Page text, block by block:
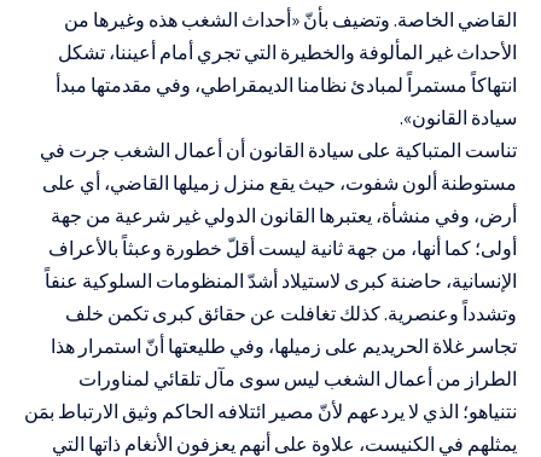
القاضي الخاصة. وتضيف بأنّ «أحداث الشغب هذه وغيرها من
الأحداث غير المألوفة والخطيرة التي تجري أمام أعيننا، تشكل
انتهاكاً مستمراً لمبادئ نظامنا الديمقراطي، وفي مقدمتها مبدأ
سيادة القانون».
تناست المتباكية على سيادة القانون أن أعمال الشغب جرت في
مستوطنة ألون شفوت، حيث يقع منزل زميلها القاضي، أي على
أرض، وفي منشأة، يعتبرها القانون الدولي غير شرعية من جهة
أولى؛ كما أنها، من جهة ثانية ليست أقلّ خطورة وعبثاً بالأعراف
الإنسانية، حاضنة كبرى لاستيلاد أشدّ المنظومات السلوكية عنفاً
وتشدداً وعنصرية. كذلك تغافلت عن حقائق كبرى تكمن خلف
تجاسر غلاة الحريديم على زميلها، وفي طليعتها أنّ استمرار هذا
الطراز من أعمال الشغب ليس سوى مآل تلقائي لمناورات
نتنياهو؛ الذي لا يردعهم لأنّ مصير ائتلافه الحاكم وثيق الارتباط بمَن
يمثلهم في الكنيست، علاوة على أنهم يعزفون الأنغام ذاتها التي